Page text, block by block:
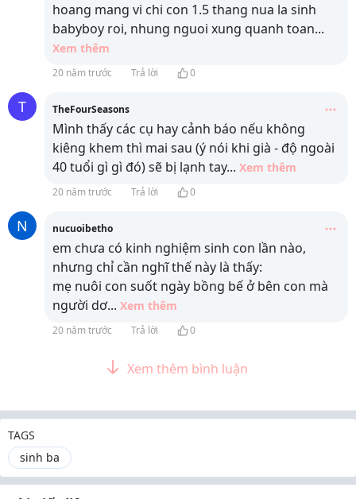
hoang mang vi chi con 1.5 thang nua la sinh
babyboy roi, nhung nguoi xung quanh toan...
Xem thêm
20 năm trước Trả lời 0
T TheFourSeasons
Mình thấy các cụ hay cảnh báo nếu không
kiêng khem thì mai sau (ý nói khi già - độ ngoài
40 tuổi gì gì đó) sẽ bị lạnh tay... Xem thêm
20 năm trước Trả lời 0
N nucuoibetho
em chưa có kinh nghiệm sinh con lần nào,
nhưng chỉ cần nghĩ thế này là thấy:
mẹ nuôi con suốt ngày bồng bế ở bên con mà
người dơ... Xem thêm
20 năm trước Trả lời 0
Xem thêm bình luận
TAGS
sinh ba